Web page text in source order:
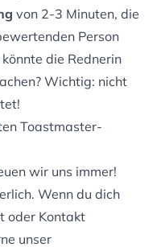
von 2-3 Minuten, die
Person
die Rednerin
Wichtig: nicht
Toastmaster-
wir uns immer!
Wenn du dich
oder Kontakt
unser